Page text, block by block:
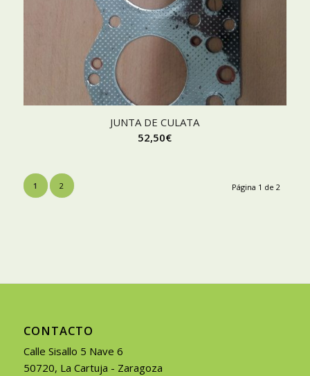
JUNTA DE CULATA
52,50€
Página 1 de 2
1 2
CONTACTO
Calle Sisallo 5 Nave 6
50720, La Cartuja - Zaragoza